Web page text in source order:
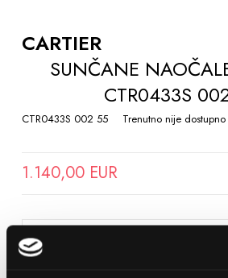
THE
BEGINNING
GALLERY
CARTIER
SUNČANE
CTR0433S
CTR0433S 002 55 Trenutno nije dostupno
1.140,00 EUR
SPREMITE NA